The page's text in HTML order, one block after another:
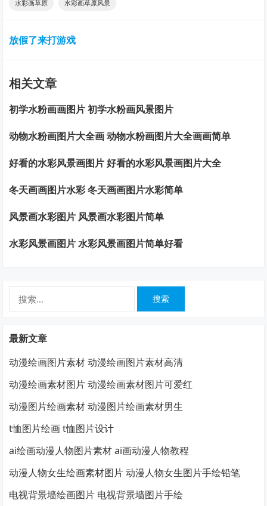
水彩画草原 水彩画草原风景
放假了来打游戏
相关文章
初学水粉画画图片 初学水粉画风景图片
动物水粉画图片大全画 动物水粉画图片大全画画简单
好看的水彩风景画图片 好看的水彩风景画图片大全
冬天画画图片水彩 冬天画画图片水彩简单
风景画水彩图片 风景画水彩图片简单
水彩风景画图片 水彩风景画图片简单好看
最新文章
动漫绘画图片素材 动漫绘画图片素材高清
动漫绘画素材图片 动漫绘画素材图片可爱红
动漫图片绘画素材 动漫图片绘画素材男生
t恤图片绘画 t恤图片设计
ai绘画动漫人物图片素材 ai画动漫人物教程
动漫人物女生绘画素材图片 动漫人物女生图片手绘铅笔
电视背景墙绘画图片 电视背景墙图片手绘